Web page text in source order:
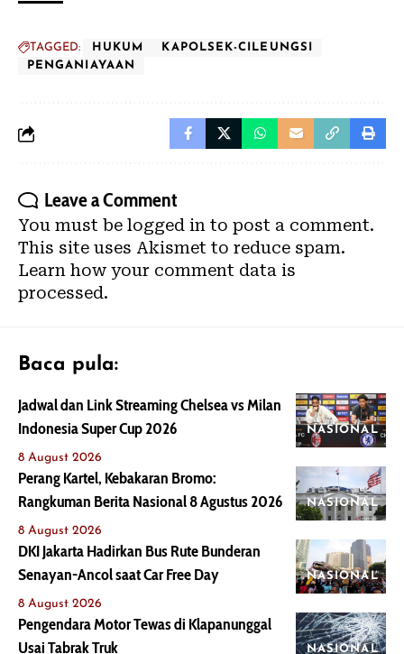
TAGGED: HUKUM
KAPOLSEK-CILEUNGSI
PENGANIAYAAN
Leave a Comment
You must be logged in to post a comment.
This site uses Akismet to reduce spam.
Learn how your comment data is
processed.
Baca pula:
NASIONAL
Jadwal dan Link Streaming Chelsea vs Milan
Indonesia Super Cup 2026
8 August 2026
NASIONAL
Perang Kartel, Kebakaran Bromo:
Rangkuman Berita Nasional 8 Agustus 2026
8 August 2026
NASIONAL
DKI Jakarta Hadirkan Bus Rute Bunderan
Senayan-Ancol saat Car Free Day
8 August 2026
NASIONAL
Pengendara Motor Tewas di Klapanunggal
Usai Tabrak Truk